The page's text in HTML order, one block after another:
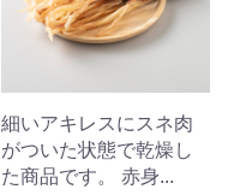
細いアキレスにスネ肉
がついた状態で乾燥し
た商品です。 赤身...